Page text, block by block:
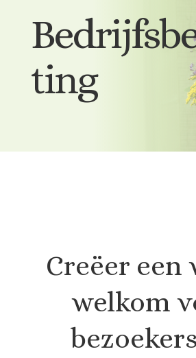
ting
Creëer een
welkom